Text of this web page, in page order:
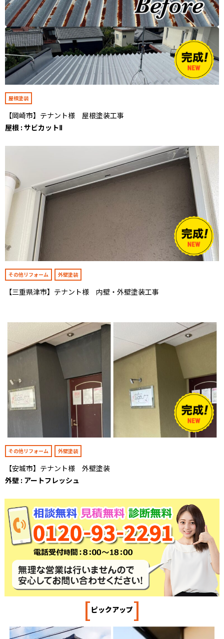
屋根塗装
【岡崎市】テナント様 屋根塗装工事
屋根 : サビカットⅡ
その他リフォーム 外壁塗装
【三重県津市】テナント様 内壁・外壁塗装工事
その他リフォーム 外壁塗装
【安城市】テナント様 外壁塗装
外壁 : アートフレッシュ
[ピックアップ]